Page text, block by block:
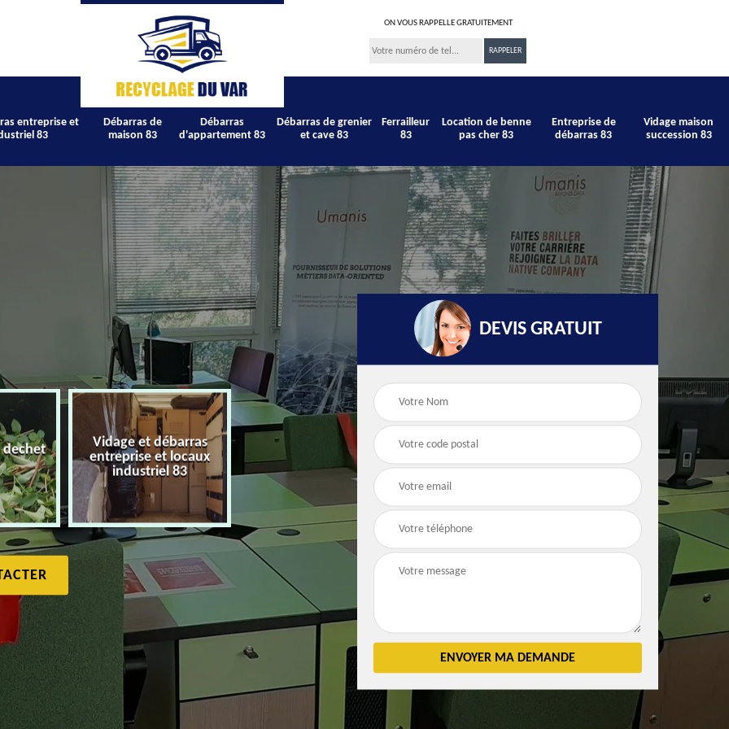
ON VOUS RAPPELLE GRATUITEMENT
entreprise et
83
Débarras de
maison 83
Débarras
d'appartement 83
Débarras de grenier
et cave 83
Ferrailleur
83
Location de benne
pas cher 83
Entreprise de
débarras 83
Vidage maison
succession 83
dechet
Vidage et débarras
entreprise et locaux
industriel 83
Débarras de maison 83
Débarras
d'appartement 83
Débarras de grenier et
cave 83
DEVIS GRATUIT